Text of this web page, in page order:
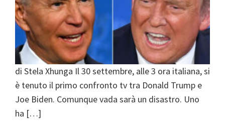
di Stela Xhunga Il 30 settembre, alle 3 ora italiana, si
è tenuto il primo confronto tv tra Donald Trump e
Joe Biden. Comunque vada sarà un disastro. Uno
ha […]